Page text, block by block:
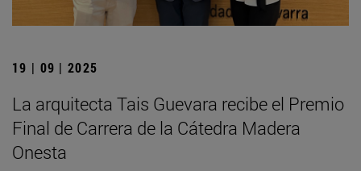
19 | 09 | 2025
La arquitecta Tais Guevara recibe el Premio
Final de Carrera de la Cátedra Madera
Onesta